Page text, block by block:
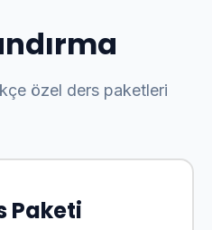
özel ders paketleri
Paketi